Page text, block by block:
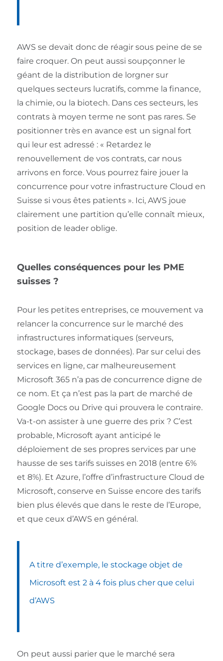
AWS se devait donc de réagir sous peine de se
faire croquer. On peut aussi soupçonner le
géant de la distribution de lorgner sur
quelques secteurs lucratifs, comme la finance,
la chimie, ou la biotech. Dans ces secteurs, les
contrats à moyen terme ne sont pas rares. Se
positionner très en avance est un signal fort
qui leur est adressé : « Retardez le
renouvellement de vos contrats, car nous
arrivons en force. Vous pourrez faire jouer la
concurrence pour votre infrastructure Cloud en
Suisse si vous êtes patients ». Ici, AWS joue
clairement une partition qu’elle connaît mieux,
position de leader oblige.
Quelles conséquences pour les PME
suisses ?
Pour les petites entreprises, ce mouvement va
relancer la concurrence sur le marché des
infrastructures informatiques (serveurs,
stockage, bases de données). Par sur celui des
services en ligne, car malheureusement
Microsoft 365 n’a pas de concurrence digne de
ce nom. Et ça n’est pas la part de marché de
Google Docs ou Drive qui prouvera le contraire.
Va-t-on assister à une guerre des prix ? C’est
probable, Microsoft ayant anticipé le
déploiement de ses propres services par une
hausse de ses tarifs suisses en 2018 (entre 6%
et 8%). Et Azure, l’offre d’infrastructure Cloud de
Microsoft, conserve en Suisse encore des tarifs
bien plus élevés que dans le reste de l’Europe,
et que ceux d’AWS en général.
A titre d’exemple, le stockage objet de
Microsoft est 2 à 4 fois plus cher que celui
d’AWS
On peut aussi parier que le marché sera